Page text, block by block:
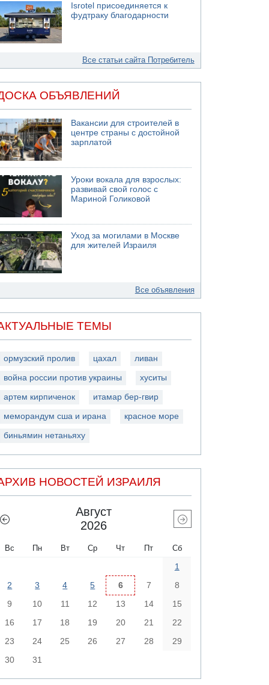
Isrotel присоединяется к
фудтраку благодарности
Все статьи сайта Потребитель
ОБЪЯВЛЕНИЙ
Вакансии для строителей в
центре страны с достойной
зарплатой
Уроки вокала для взрослых:
развивай свой голос с
Мариной Голиковой
Уход за могилами в Москве
для жителей Израиля
Все объявления
ТЕМЫ
ормузский пролив цахал ливан
война россии против украины хуситы
артем кирпиченок итамар бер-гвир
меморандум сша и ирана красное море
биньямин нетаньяху
НОВОСТЕЙ ИЗРАИЛЯ
Август
2026
Вс Пн Вт Ср Чт Пт Сб
1
2
3 4 5 6 7
8
9
10 11 12 13 14
15
16
17 18 19 20 21
22
23
24 25 26 27 28
29
30
31